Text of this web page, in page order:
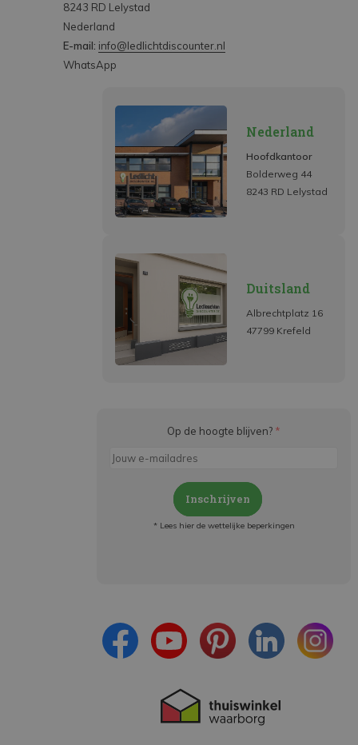
8243 RD Lelystad
Nederland
E-mail: info@ledlichtdiscounter.nl
WhatsApp
Nederland
Hoofdkantoor
Bolderweg 44
8243 RD Lelystad
Duitsland
Albrechtplatz 16
47799 Krefeld
Op de hoogte blijven? *
Inschrijven
* Lees hier de wettelijke beperkingen